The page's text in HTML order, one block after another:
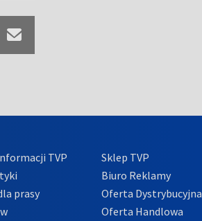
TVP
prasy
Sklep TVP
Biuro Reklamy
Oferta Dystrybucyjna
Oferta Handlowa